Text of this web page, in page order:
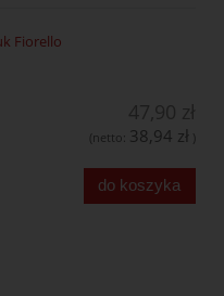
Fiorello
(netto: 38,94 zł )
do koszyka